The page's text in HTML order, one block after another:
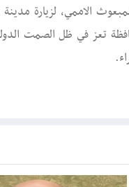
الاممي، لزيارة